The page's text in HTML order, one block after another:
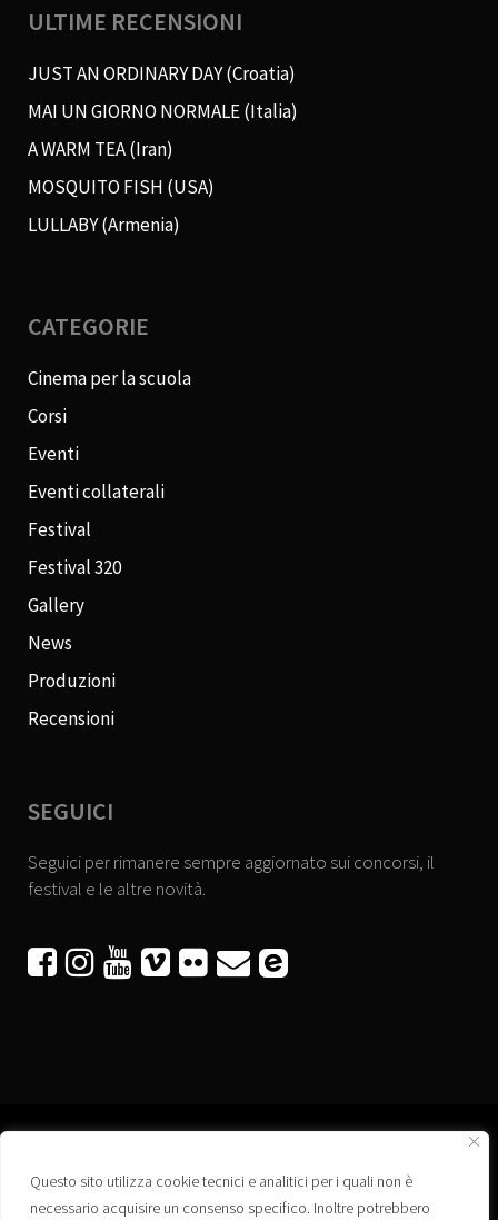
Questo sito utilizza cookie tecnici e analitici per i quali non è
necessario acquisire un consenso specifico. Inoltre potrebbero
ULTIME RECENSIONI
JUST AN ORDINARY DAY (Croatia)
MAI UN GIORNO NORMALE (Italia)
A WARM TEA (Iran)
MOSQUITO FISH (USA)
LULLABY (Armenia)
CATEGORIE
Cinema per la scuola
Corsi
Eventi
Eventi collaterali
Festival
Festival 320
Gallery
News
Produzioni
Recensioni
SEGUICI
Seguici per rimanere sempre aggiornato sui concorsi, il
festival e le altre novità.
     
Associazione “Corti a Ponte” APS
Via Wagner, 42 - 35020 Ponte San Nicolò (PD)